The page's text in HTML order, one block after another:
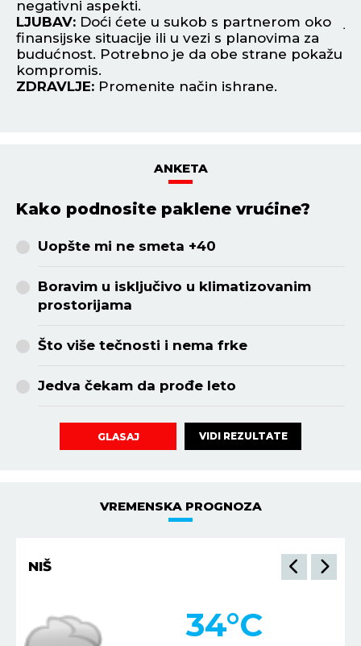
negativni aspekti.
LJUBAV: Doći ćete u sukob s partnerom oko
finansijske situacije ili u vezi s planovima za
budućnost. Potrebno je da obe strane pokažu
kompromis.
ZDRAVLJE: Promenite način ishrane.
ANKETA
Kako podnosite paklene vrućine?
Uopšte mi ne smeta +40
Boravim u isključivo u klimatizovanim
prostorijama
Što više tečnosti i nema frke
Jedva čekam da prođe leto
GLASAJ VIDI REZULTATE
VREMENSKA PROGNOZA
NIŠ
34°C